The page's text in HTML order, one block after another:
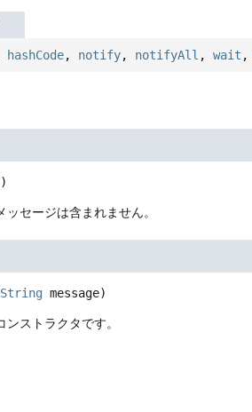
hashCode, notify, notifyAll ,wait
セージは含まれません。
String message)
ストラクタです。